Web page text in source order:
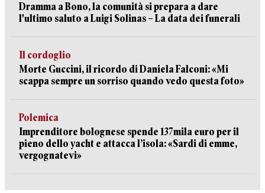
Dramma a Bono, la comunità si prepara a dare
l'ultimo saluto a Luigi Solinas – La data dei funerali
Il cordoglio
Morte Guccini, il ricordo di Daniela Falconi: «Mi
scappa sempre un sorriso quando vedo questa foto»
Polemica
Imprenditore bolognese spende 137mila euro per il
pieno dello yacht e attacca l’isola: «Sardi di emme,
vergognatevi»